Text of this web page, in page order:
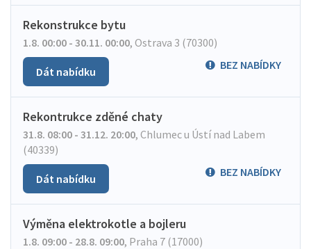
Rekonstrukce bytu
1.8. 00:00 - 30.11. 00:00, Ostrava 3 (70300)
BEZ NABÍDKY
Dát nabídku
Rekontrukce zděné chaty
31.8. 08:00 - 31.12. 20:00, Chlumec u Ústí nad Labem
(40339)
BEZ NABÍDKY
Dát nabídku
Výměna elektrokotle a bojleru
1.8. 09:00 - 28.8. 09:00, Praha 7 (17000)